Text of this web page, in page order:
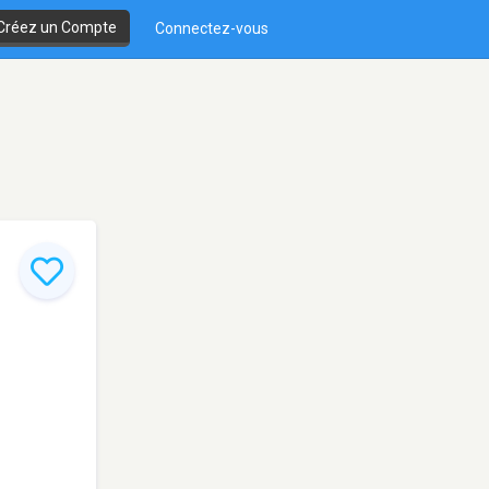
un Compte Connectez-vous